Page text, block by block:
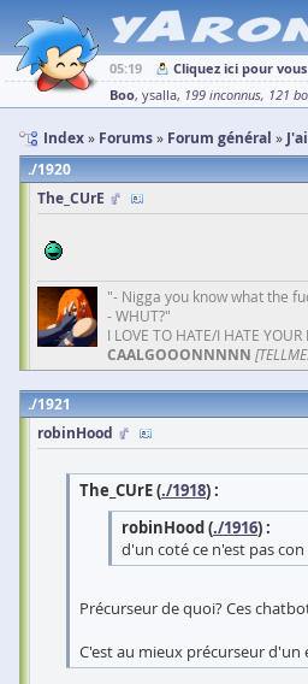
05:19 Cliquez ici pour
Boo ysalla 199 inconnus 121
Index Forums Forum général
1920
The_CUrE
"- Nigga you know what the
- WHUT?"
I LOVE TO HATE/I HATE
CAALGOOONNNNN
1921
robinHood
The_CUrE (./1918) :
robinHood (./1916) :
d'un coté ce n'est pas
Précurseur de quoi? Ces
C'est au mieux précurseur